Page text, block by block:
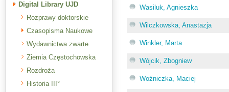
Digital Library UJD
Rozprawy doktorskie
Czasopisma Naukowe
Wydawnictwa zwarte
Ziemia Częstochowska
Rozdroża
Historia III°
Wasiluk, Agnieszka
Wilczkowska, Anastazja
Winkler, Marta
Wójcik, Zbogniew
Woźniczka, Maciej